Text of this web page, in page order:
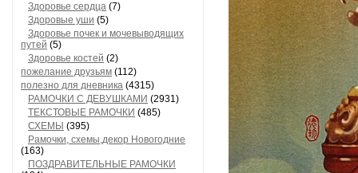
Здоровье сердца (7)
Здоровые уши (5)
Здоровье почек и мочевыводящих
путей (5)
Здоровье костей (2)
пожелание друзьям (112)
полезно для дневника (4315)
РАМОЧКИ С ДЕВУШКАМИ (2931)
ТЕКСТОВЫЕ РАМОЧКИ (485)
СХЕМЫ (395)
Рамочки, схемы,декор Новогодние
(163)
ПОЗДРАВИТЕЛЬНЫЕ РАМОЧКИ